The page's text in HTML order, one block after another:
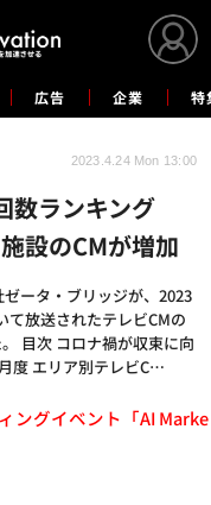
広告 企業 特
数ランキング
設のCMが増加
ータ・ブリッジが、2023
て放送されたテレビCMの
目次 コロナ禍が収束に向
度 エリア別テレビC…
2023.4.24 Mon 13:00
ングイベント「AI Marke